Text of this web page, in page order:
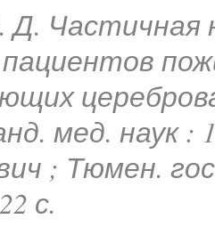
Д.
мед. наук :
; Тюмен.
с.